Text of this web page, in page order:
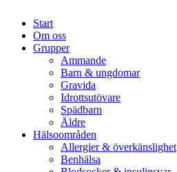
Start
Om oss
Grupper
Ammande
Barn & ungdomar
Gravida
Idrottsutövare
Spädbarn
Äldre
Hälsoområden
Allergier & överkänslighet
Benhälsa